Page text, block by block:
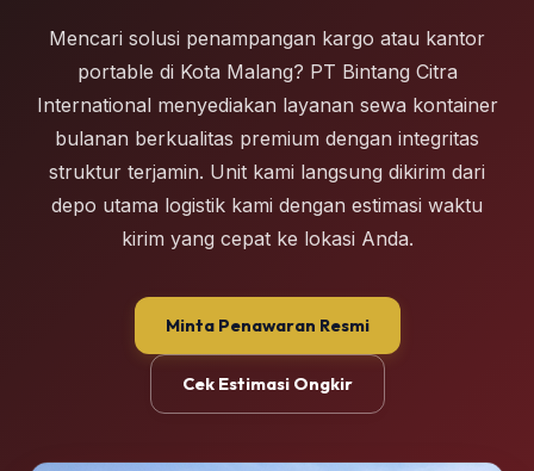
Mencari solusi penampangan kargo atau kantor
portable di Kota Malang? PT Bintang Citra
International menyediakan layanan sewa kontainer
bulanan berkualitas premium dengan integritas
struktur terjamin. Unit kami langsung dikirim dari
depo utama logistik kami dengan estimasi waktu
kirim yang cepat ke lokasi Anda.
Minta Penawaran Resmi
Cek Estimasi Ongkir